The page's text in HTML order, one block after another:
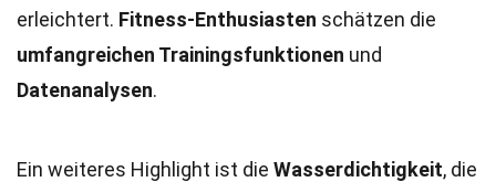
erleichtert. Fitness-Enthusiasten schätzen die
umfangreichen Trainingsfunktionen und
Datenanalysen.
Ein weiteres Highlight ist die Wasserdichtigkeit, die